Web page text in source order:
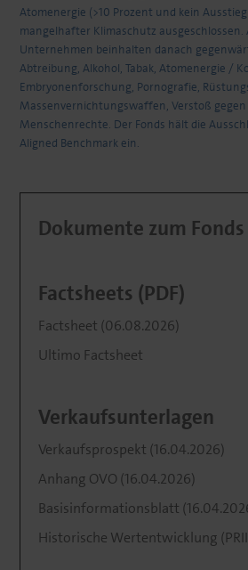
Atomenergie (>10 Prozent und kein
mangelhafter Klimaschutz
Unternehmen beinhalten danach
Abtreibung, Alkohol, Tabak, Atomenergie /
Embryonenforschung, Pornografie,
Massenvernichtungswaffen, Verstoß
Menschenrechte. Der Fonds hält die
Aligned Benchmark ein.
Dokumente zum Fonds
Factsheets (PDF)
Factsheet (06.08.2026)
Ultimo Factsheet
Verkaufsunterlagen
Verkaufsprospekt (16.04.2026)
Anhang OVO (16.04.2026)
Basisinformationsblatt
Historische Wertentwicklung